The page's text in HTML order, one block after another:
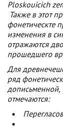
Ploskouicich
Также в этот
фонетическте
изменения в
отражаются
прошедшего
Для
ряд
дописьменной,
отмечаются: